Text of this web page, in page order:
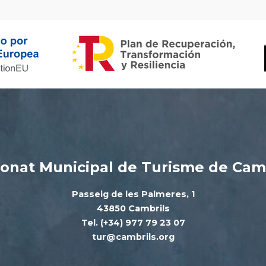
Municipal de Turisme de
Passeig de les Palmeres, 1
43850 Cambrils
Tel. (+34) 977 79 23 07
tur@cambrils.org